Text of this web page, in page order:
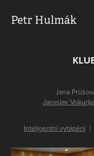
Petr Hulmák
Jana
Jaroslav
Inteligentní vytápění|